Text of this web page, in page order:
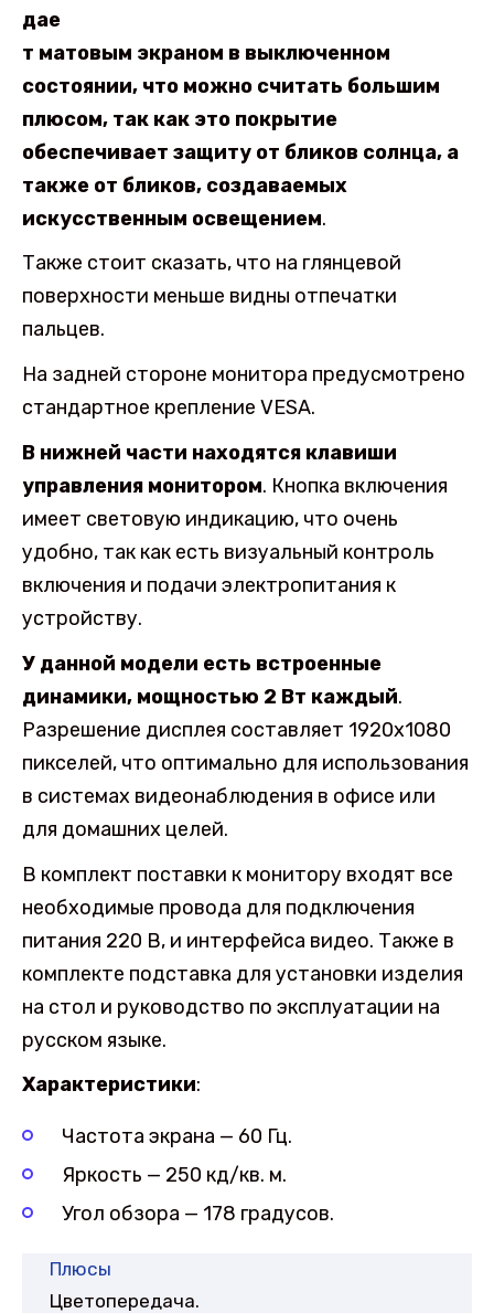
дае
т матовым экраном в выключенном
состоянии, что можно считать большим
плюсом, так как это покрытие
обеспечивает защиту от бликов солнца, а
также от бликов, создаваемых
искусственным освещением.
Также стоит сказать, что на глянцевой
поверхности меньше видны отпечатки
пальцев.
На задней стороне монитора предусмотрено
стандартное крепление VESA.
В нижней части находятся клавиши
управления монитором. Кнопка включения
имеет световую индикацию, что очень
удобно, так как есть визуальный контроль
включения и подачи электропитания к
устройству.
У данной модели есть встроенные
динамики, мощностью 2 Вт каждый.
Разрешение дисплея составляет 1920х1080
пикселей, что оптимально для использования
в системах видеонаблюдения в офисе или
для домашних целей.
В комплект поставки к монитору входят все
необходимые провода для подключения
питания 220 В, и интерфейса видео. Также в
комплекте подставка для установки изделия
на стол и руководство по эксплуатации на
русском языке.
Характеристики:
Частота экрана — 60 Гц.
Яркость — 250 кд/кв. м.
Угол обзора — 178 градусов.
Плюсы
Цветопередача.